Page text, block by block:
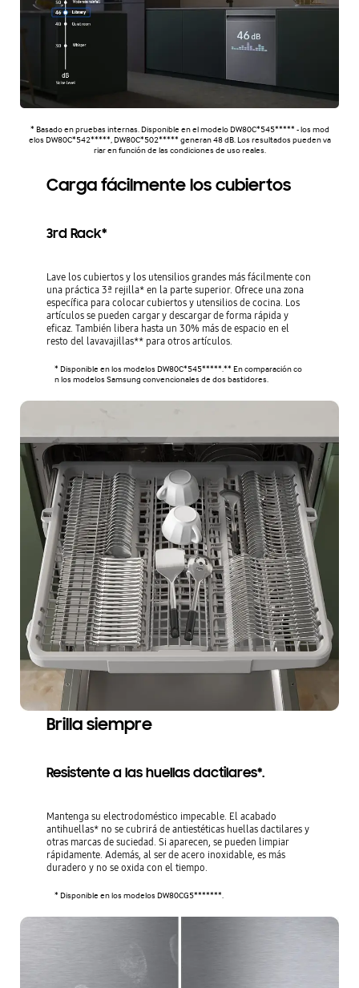
* Basado en pruebas internas. Disponible en el modelo DW80C*545***** - los mod
elos DW80C*542*****, DW80C*502***** generan 48 dB. Los resultados pueden va
riar en función de las condiciones de uso reales.
Carga fácilmente los cubiertos
3rd Rack*
Lave los cubiertos y los utensilios grandes más fácilmente con
una práctica 3ª rejilla* en la parte superior. Ofrece una zona
específica para colocar cubiertos y utensilios de cocina. Los
artículos se pueden cargar y descargar de forma rápida y
eficaz. También libera hasta un 30% más de espacio en el
resto del lavavajillas** para otros artículos.
* Disponible en los modelos DW80C*545*****.** En comparación co
n los modelos Samsung convencionales de dos bastidores.
Brilla siempre
Resistente a las huellas dactilares*.
Mantenga su electrodoméstico impecable. El acabado
antihuellas* no se cubrirá de antiestéticas huellas dactilares y
otras marcas de suciedad. Si aparecen, se pueden limpiar
rápidamente. Además, al ser de acero inoxidable, es más
duradero y no se oxida con el tiempo.
* Disponible en los modelos DW80CG5*******.